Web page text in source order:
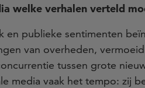
welke verhalen verteld
en publieke sentimenten
van overheden,
tussen grote
media vaak het tempo: zij